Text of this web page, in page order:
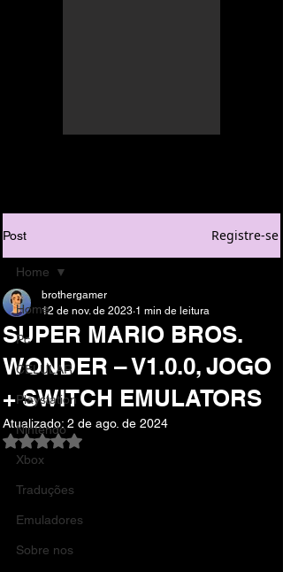
Post Registre-se
Home
Pc
CELULAR
Playstation
Nintendo
Xbox
Traduções
Emuladores
Sobre nos
Home
SUPER MARIO BROS.
WONDER – V1.0.0, JOGO
+ SWITCH EMULATORS
brothergamer
12 de nov. de 2023 1 min de leitura
Atualizado: 2 de ago. de 2024
Avaliado com NaN de 5 estrelas.